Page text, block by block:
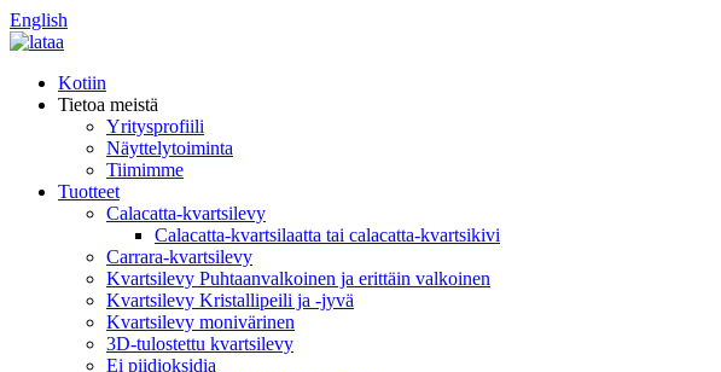
English
Kotiin
Tietoa meistä
Yritysprofiili
Näyttelytoiminta
Tiimimme
Tuotteet
Calacatta-kvartsilevy
Calacatta-kvartsilaatta tai calacatta-kvartsikivi
Carrara-kvartsilevy
Kvartsilevy Puhtaanvalkoinen ja erittäin valkoinen
Kvartsilevy Kristallipeili ja -jyvä
Kvartsilevy monivärinen
3D-tulostettu kvartsilevy
Ei piidioksidia